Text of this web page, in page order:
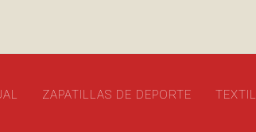
ZAPATILLAS DE DEPORTE TEXTIL